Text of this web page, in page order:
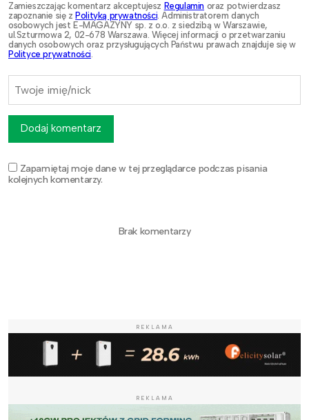
Zamieszczając komentarz akceptujesz Regulamin oraz potwierdzasz
zapoznanie się z Polityką prywatności. Administratorem danych
osobowych jest E-MAGAZYNY sp. z o.o. z siedzibą w Warszawie,
ul.Szturmowa 2, 02-678 Warszawa. Więcej informacji o przetwarzaniu
danych osobowych oraz przysługujących Państwu prawach znajduje się w
Polityce prywatności.
Zapamiętaj moje dane w tej przeglądarce podczas pisania
kolejnych komentarzy.
Dodaj komentarz
Brak komentarzy
REKLAMA
REKLAMA